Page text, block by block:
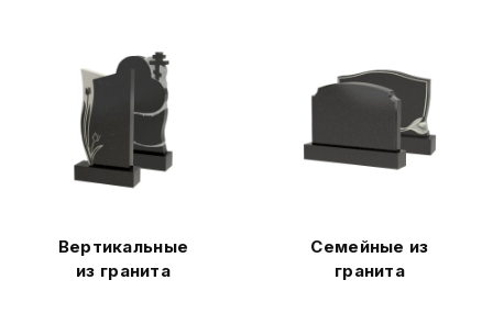
Вертикальные
из гранита
Семейные из
гранита